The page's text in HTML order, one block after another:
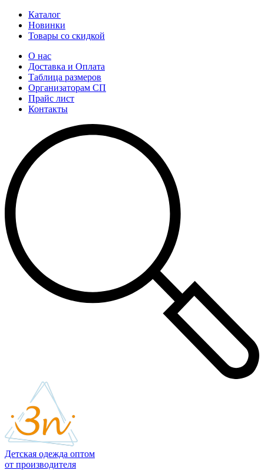
Каталог
Новинки
Товары со скидкой
О нас
Доставка и Оплата
Таблица размеров
Организаторам СП
Прайс лист
Контакты
Детская одежда оптом
от производителя